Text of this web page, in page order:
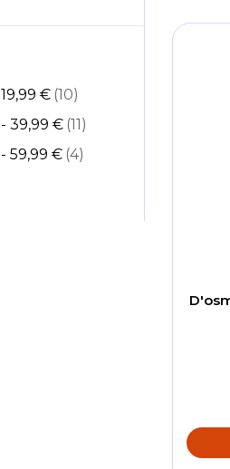
19,99 € 10articoli
- 39,99 € 11 articoli
- 59,99 € 4articoli